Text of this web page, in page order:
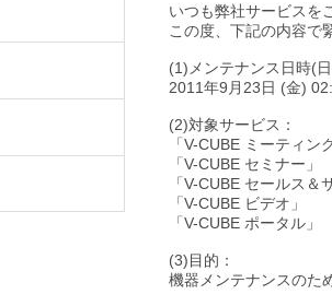
いつも弊社サービスを
この度、下記の内容で
(1)メンテナンス日時(
2011年9月23日 (金)
(2)対象サービス：
「V-CUBE ミーティング
「V-CUBE セミナー」
「V-CUBE セールス＆
「V-CUBE ビデオ」
「V-CUBE ポータル」
(3)目的：
機器メンテナンスのた